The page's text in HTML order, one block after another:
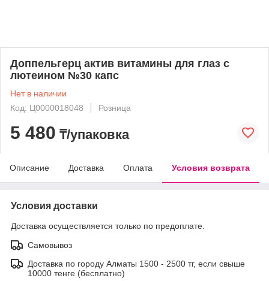
Доппельгерц актив витамины для глаз с
лютеином №30 капс
Нет в наличии
Код: Ц0000018048
Розница
5 480 ₸/упаковка
Описание Доставка Оплата Условия возврата
Условия доставки
Доставка осуществляется только по предоплате.
Самовывоз
Доставка по городу Алматы 1500 - 2500 тг, если свыше
10000 тенге (бесплатно)